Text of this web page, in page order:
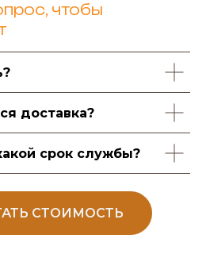
чтобы
доставка?
срок службы?
СТОИМОСТЬ